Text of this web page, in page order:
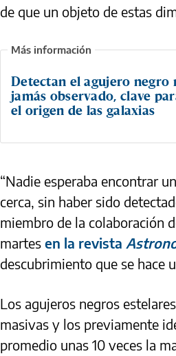
de que un objeto de estas
Detectan el agujero negro
jamás observado, clave
el origen de las galaxias
“Nadie esperaba encontrar
cerca, sin haber sido
miembro de la colaboración
martes en la revista
descubrimiento que se hace
Los agujeros negros
masivas y los previamente
promedio unas 10 veces la